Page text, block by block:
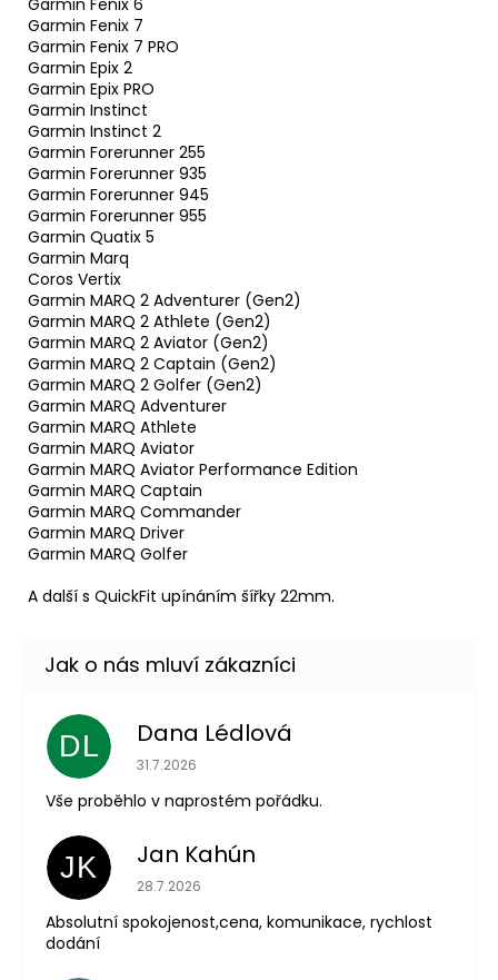
Garmin Fenix 7
Garmin Fenix 7 PRO
Garmin Epix 2
Garmin Epix PRO
Garmin Instinct
Garmin Instinct 2
Garmin Forerunner 255
Garmin Forerunner 935
Garmin Forerunner 945
Garmin Forerunner 955
Garmin Quatix 5
Garmin Marq
Coros Vertix
Garmin MARQ 2 Adventurer (Gen2)
Garmin MARQ 2 Athlete (Gen2)
Garmin MARQ 2 Aviator (Gen2)
Garmin MARQ 2 Captain (Gen2)
Garmin MARQ 2 Golfer (Gen2)
Garmin MARQ Adventurer
Garmin MARQ Athlete
Garmin MARQ Aviator
Garmin MARQ Aviator Performance Edition
Garmin MARQ Captain
Garmin MARQ Commander
Garmin MARQ Driver
Garmin MARQ Golfer
A další s QuickFit upínáním šířky 22mm.
DL Dana Lédlová
Hodnocení obchodu je 5 z 5 hvězdiček.
31.7.2026
Vše proběhlo v naprostém pořádku.
JK Jan Kahún
Hodnocení obchodu je 5 z 5 hvězdiček.
28.7.2026
Absolutní spokojenost,cena, komunikace, rychlost
dodání